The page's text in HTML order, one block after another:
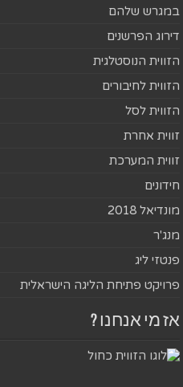
במגרש שלהם
דירוג הפרשנים
הזווית הנוסטלגית
הזווית לחיבורים
הזווית לסל
זווית אחרת
זווית המערכת
חידונים
מונדיאל 2018
מנג'ר
פנטזי ליג
פרויקט פתיחת הליגה הישראלית
אז מי אנחנו ?